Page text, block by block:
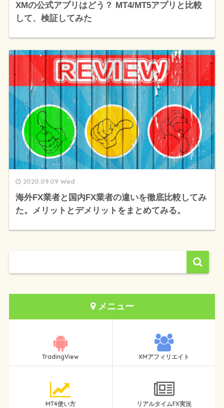
XMの公式アプリはどう？ MT4/MT5アプリと比較
して、検証してみた
2020.09.09 Wed
海外FX業者と国内FX業者の違いを徹底比較してみ
た。メリットとデメリットをまとめてみる。
メニュー
TradingView XMアフィリエイト
MT4使い方 リアルタイムFX実況